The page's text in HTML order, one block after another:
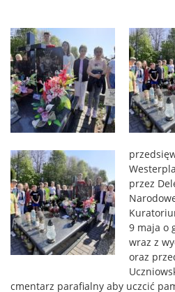
przez
9 maja o
wraz z
oraz
cmentarz parafialny aby uczcić